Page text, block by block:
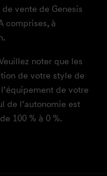
vente de Genesis
comprises, à
noter que les
de votre style de
de votre
de l’autonomie est
100 % à 0 %.